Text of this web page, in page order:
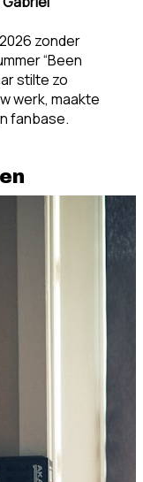
zonder
“Been
stilte zo
werk, maakte
fanbase.